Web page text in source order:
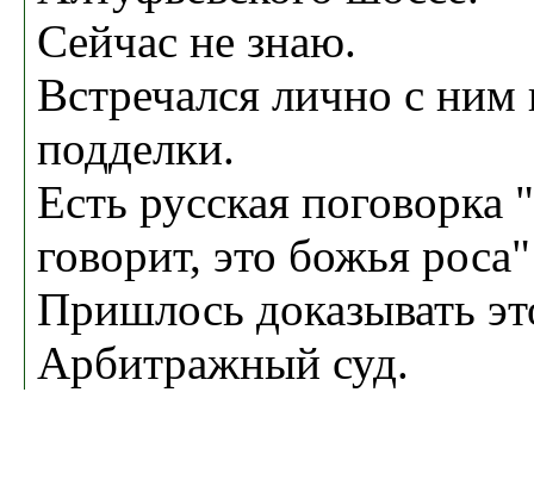
Сейчас не знаю.
Встречался лично с ним
подделки.
Есть русская поговорка
говорит, это божья роса"
Пришлось доказывать
Арбитражный суд.